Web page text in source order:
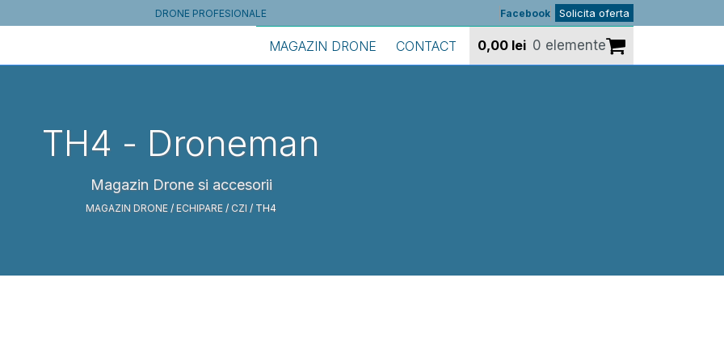
DRONE PROFESIONALE Facebook Solicita oferta
MAGAZIN DRONE CONTACT 0,00 lei 0 elemente
TH4 - Droneman
Magazin Drone si accesorii
MAGAZIN DRONE /ECHIPARE / CZI / TH4